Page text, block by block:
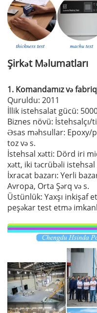
Şirkət Məlumatları
1. Komandamız və
Quruldu: 2011
İllik istehsalat gücü:
Biznes növü: İstehsalçı/
Əsas məhsullar: Epoxy/
toz və s.
İstehsal xətti: Dörd iri
xətt, iki təcrübəli istehsal
İxracat bazarı: Yerli
Avropa, Orta Şərq və s.
Üstünlük: Yaxşı inkişaf
peşəkar test etmə